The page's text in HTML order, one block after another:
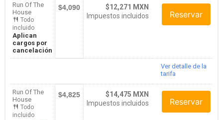
Run Of The
House
Todo
incluido
Aplican
cargos por
cancelación
$4,090
$12,271 MXN
Impuestos incluidos
Reservar
Ver detalle de la
tarifa
Run Of The
House
Todo
incluido
$4,825
$14,475 MXN
Impuestos incluidos
Reservar